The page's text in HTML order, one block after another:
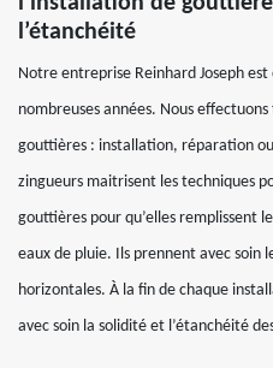
l’étanchéité
Notre entreprise Reinhard Joseph
nombreuses années. Nous
gouttières : installation, réparation
zingueurs maitrisent les techniques
gouttières pour qu’elles remplissent
eaux de pluie. Ils prennent avec soin
horizontales. À la fin de chaque
avec soin la solidité et l’étanchéité